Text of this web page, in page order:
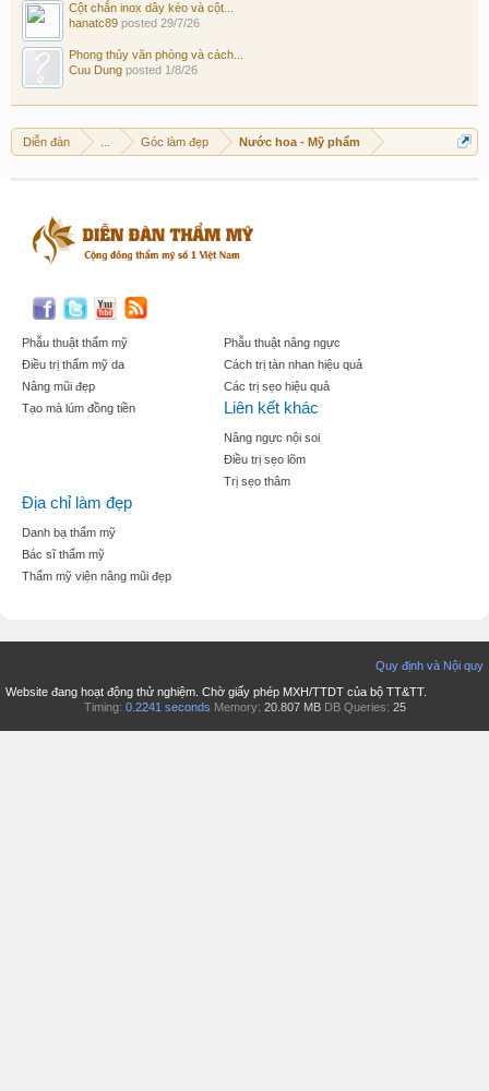
Cột chắn inox dây kéo và cột...
hanatc89 posted 29/7/26
Phong thủy văn phòng và cách...
Cuu Dung posted 1/8/26
Diễn đàn Góc làm đẹp Nước hoa - Mỹ phẩm
Phẫu thuật thẩm mỹ
Điều trị thẩm mỹ da
Nâng mũi đẹp
Tạo mà lúm đồng tiền
Phẫu thuật nâng ngực
Cách trị tàn nhan hiệu quả
Các trị sẹo hiệu quả
Liên kết khác
Nâng ngực nội soi
Điều trị sẹo lõm
Trị sẹo thâm
Địa chỉ làm đẹp
Danh bạ thẩm mỹ
Bác sĩ thẩm mỹ
Thẩm mỹ viện nâng mũi đẹp
Quy định và Nội quy
Website đang hoạt động thử nghiệm. Chờ giấy phép MXH/TTDT của bộ TT&TT.
Timing: 0.2241 seconds Memory: 20.807 MB DB Queries: 25